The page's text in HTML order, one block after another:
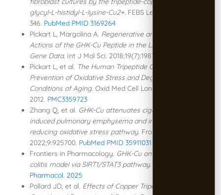
glycyl-L-histidyl-L-lysine-Cu2+. FEBS Lett. 1988;238:343–
346. PubMed PMID 3169264
Pickart L, Margolina A. Regenerative and Protective
Actions of the GHK-Cu Peptide in the Light of the New
Gene Data. Int J Mol Sci. 2018;19(7):1987.
Pickart L, et al. The Human Tripeptide GHK-Cu in
Prevention of Oxidative Stress and Degenerative
Conditions of Aging. Oxid Med Cell Longev.
2012. PMC3359723
Zhang Q, et al. GHK-Cu attenuates cigarette smoke-
induced pulmonary emphysema and inflammation by
reducing oxidative stress pathway. Front Mol Biosci.
2022;9:925700. PubMed PMID 35911031
Frontiers in Pharmacology. GHK-Cu on experimental
colitis model via SIRT1/STAT3 pathway.
Pharmacol. 2025
Pollard JD, et al. Effects of Copper Tripeptide on the